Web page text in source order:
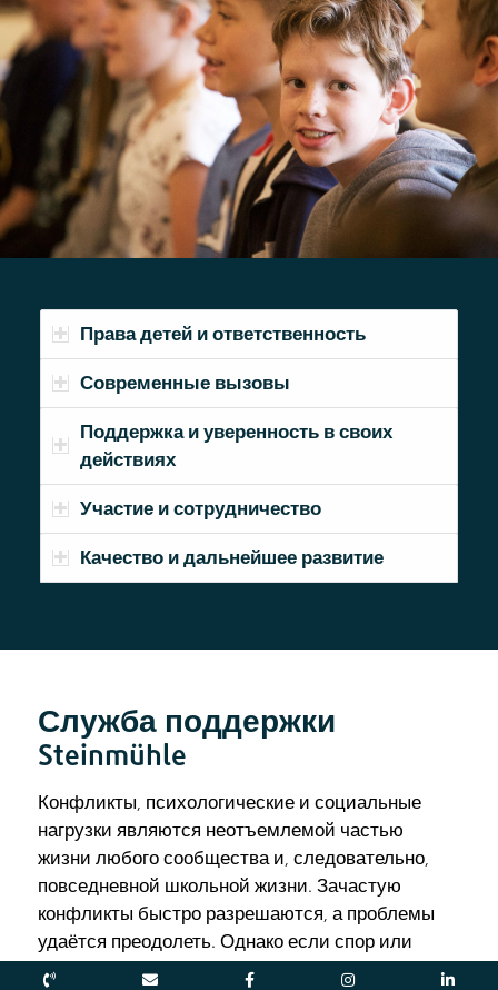
Права детей и ответственность
Современные вызовы
Поддержка и уверенность в своих
действиях
Участие и сотрудничество
Качество и дальнейшее развитие
Служба поддержки
Steinmühle
Конфликты, психологические и социальные
нагрузки являются неотъемлемой частью
жизни любого сообщества и, следовательно,
повседневной школьной жизни. Зачастую
конфликты быстро разрешаются, а проблемы
удаётся преодолеть. Однако если спор или
сложная ситуация обостряются, это может